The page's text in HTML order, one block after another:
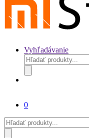
Vyhľadávanie
Products
search
0
Products
search